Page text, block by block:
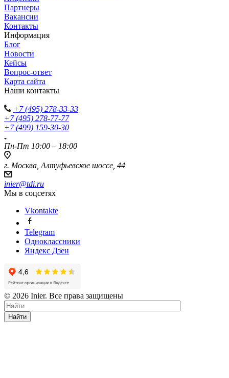
Партнеры
Вакансии
Контакты
Информация
Блог
Новости
Кейсы
Вопрос-ответ
Карта сайта
Наши контакты
+7 (495) 278-33-33
+7 (495) 278-77-77
+7 (499) 159-30-30
Пн-Пт 10:00 – 18:00
г. Москва, Алтуфьевское шоссе, 44
inier@tdi.ru
Мы в соцсетях
Vkontakte
Telegram
Одноклассники
Яндекс Дзен
© 2026 Inier. Все права защищены
Найти